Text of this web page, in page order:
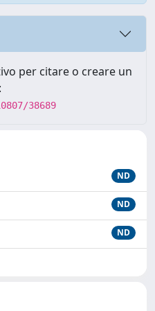
per citare o creare un
38689
ND
ND
ND